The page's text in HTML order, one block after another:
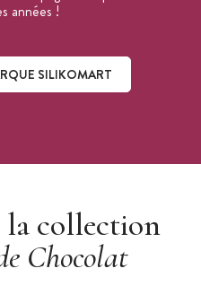
années !
SILIKOMART
collection
Chocolat